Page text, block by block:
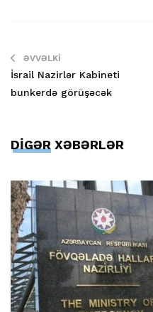
ƏVVƏLKI
İsrail Nazirlər Kabineti
bunkerdə görüşəcək
DİGƏR XƏBƏRLƏR